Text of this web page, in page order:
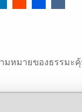
มหมายของธรรมะ